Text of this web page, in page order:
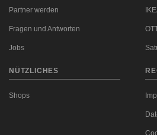
Partner werden
Fragen und Antworten
Jobs
NÜTZLICHES
Shops